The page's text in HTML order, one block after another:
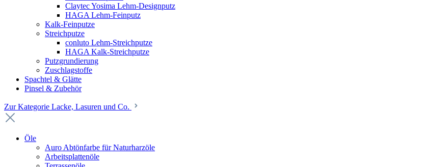
Claytec Yosima Lehm-Designputz
HAGA Lehm-Feinputz
Kalk-Feinputze
Streichputze
conluto Lehm-Streichputze
HAGA Kalk-Streichputze
Putzgrundierung
Zuschlagstoffe
Spachtel & Glätte
Pinsel & Zubehör
Zur Kategorie Lacke, Lasuren und Co.
Öle
Auro Abtönfarbe für Naturharzöle
Arbeitsplattenöle